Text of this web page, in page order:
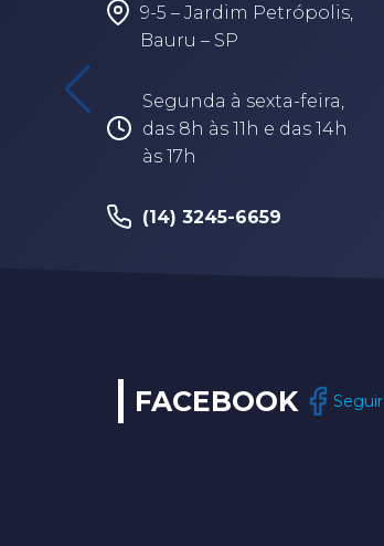
9-5 – Jardim Petrópolis,
Bauru – SP
Segunda à sexta-feira,
das 8h às 11h e das 14h
às 17h
(14) 3245-6659
FACEBOOK Seguir